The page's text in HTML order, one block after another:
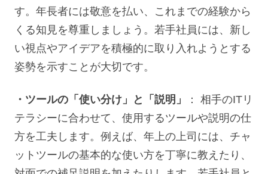
す。年長者には敬意を払い、これまでの経験から
くる知見を尊重しましょう。若手社員には、新し
い視点やアイデアを積極的に取り入れようとする
姿勢を示すことが大切です。
・ツールの「使い分け」と「説明」
： 相手のITリ
テラシーに合わせて、使用するツールや説明の仕
方を工夫します。例えば、年上の上司には、チャ
ットツールの基本的な使い方を丁寧に教えたり、